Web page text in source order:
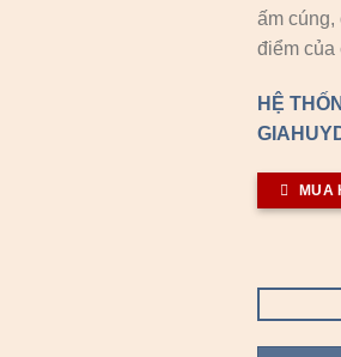
ấm
điểm của
HỆ
MUA